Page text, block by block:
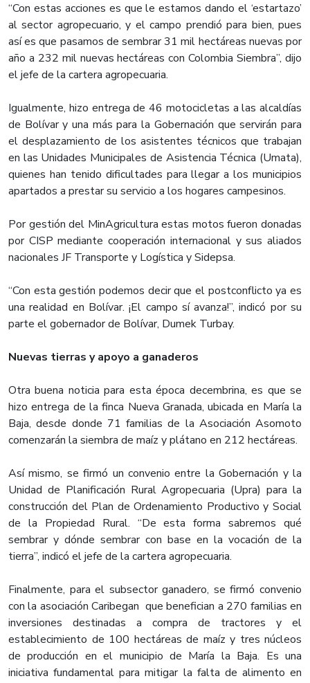
“Con estas acciones es que le estamos dando el ‘estartazo’
al sector agropecuario, y el campo prendió para bien, pues
así es que pasamos de sembrar 31 mil hectáreas nuevas por
año a 232 mil nuevas hectáreas con Colombia Siembra”, dijo
el jefe de la cartera agropecuaria.
Igualmente, hizo entrega de 46 motocicletas a las alcaldías
de Bolívar y una más para la Gobernación que servirán para
el desplazamiento de los asistentes técnicos que trabajan
en las Unidades Municipales de Asistencia Técnica (Umata),
quienes han tenido dificultades para llegar a los municipios
apartados a prestar su servicio a los hogares campesinos.
Por gestión del MinAgricultura estas motos fueron donadas
por CISP mediante cooperación internacional y sus aliados
nacionales JF Transporte y Logística y Sidepsa.
“Con esta gestión podemos decir que el postconflicto ya es
una realidad en Bolívar. ¡El campo sí avanza!”, indicó por su
parte el gobernador de Bolívar, Dumek Turbay.
Nuevas tierras y apoyo a ganaderos
Otra buena noticia para esta época decembrina, es que se
hizo entrega de la finca Nueva Granada, ubicada en María la
Baja, desde donde 71 familias de la Asociación Asomoto
comenzarán la siembra de maíz y plátano en 212 hectáreas.
Así mismo, se firmó un convenio entre la Gobernación y la
Unidad de Planificación Rural Agropecuaria (Upra) para la
construcción del Plan de Ordenamiento Productivo y Social
de la Propiedad Rural. “De esta forma sabremos qué
sembrar y dónde sembrar con base en la vocación de la
tierra”, indicó el jefe de la cartera agropecuaria.
Finalmente, para el subsector ganadero, se firmó convenio
con la asociación Caribegan que benefician a 270 familias en
inversiones destinadas a compra de tractores y el
establecimiento de 100 hectáreas de maíz y tres núcleos
de producción en el municipio de María la Baja. Es una
iniciativa fundamental para mitigar la falta de alimento en